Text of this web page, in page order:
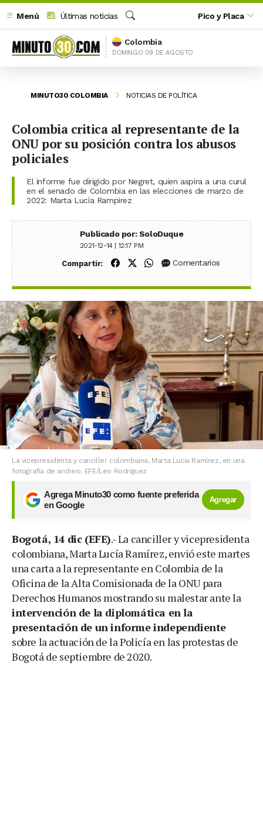
Menú
Últimas noticias
Buscar
Pico y Placa
Colombia
DOMINGO 09 DE AGOSTO
MINUTO30 COLOMBIA NOTICIAS DE POLÍTICA
Colombia critica al representante de la
ONU por su posición contra los abusos
policiales
El informe fue dirigido por Negret, quien aspira a una curul
en el senado de Colombia en las elecciones de marzo de
2022: Marta Lucía Rampirez
Publicado por: SoloDuque
2021-12-14 | 12:17 PM
Compartir: Compartir en Facebook
Compartir en X (Twitter)
Compartir en WhatsApp
Comentarios
La vicepresidenta y canciller colombiana, Marta Lucía Ramírez, en una
fotografía de archivo. EFE/Leo Rodríguez
Agrega Minuto30 como fuente preferida
en Google
Agregar
Bogotá, 14 dic (EFE).- La canciller y vicepresidenta
colombiana, Marta Lucía Ramírez, envió este martes
una carta a la representante en Colombia de la
Oficina de la Alta Comisionada de la ONU para
Derechos Humanos mostrando su malestar ante la
intervención de la diplomática en la
presentación de un informe independiente
sobre la actuación de la Policía en las protestas de
Bogotá de septiembre de 2020.